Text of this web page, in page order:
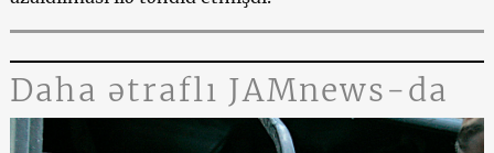
Daha ətraflı JAMnews-da